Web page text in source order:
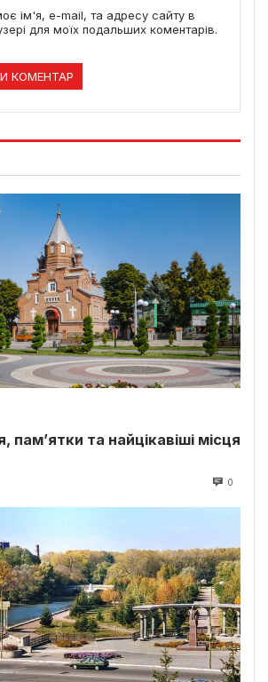
ім'я, e-mail, та адресу сайту в
для моїх подальших коментарів.
пам’ятки та найцікавіші місця
0